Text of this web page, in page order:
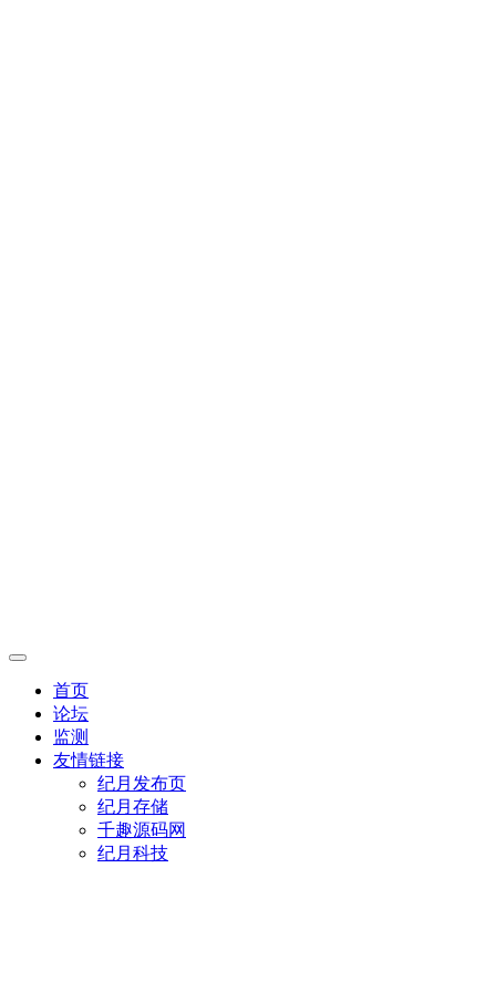
首页
论坛
监测
友情链接
纪月发布页
纪月存储
千趣源码网
纪月科技